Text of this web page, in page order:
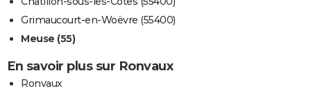
Grimaucourt-en-Woëvre (55400)
Meuse (55)
En savoir plus sur Ronvaux
Ronvaux